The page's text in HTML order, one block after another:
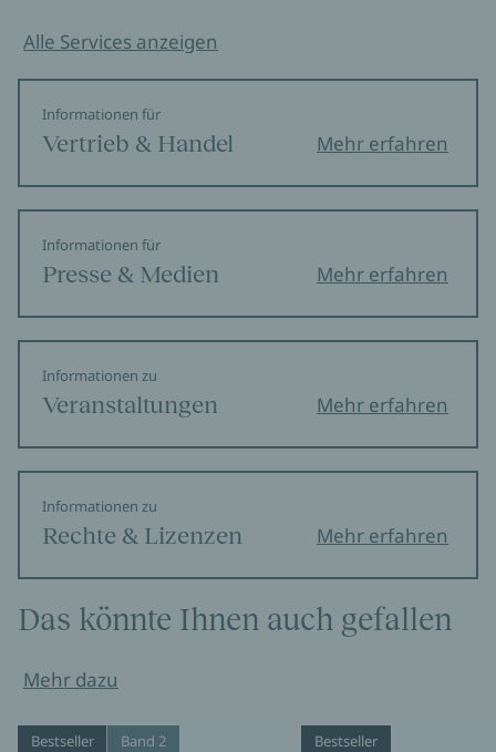
Buchpremiere: Ilona Hartmann in Berlin
Zum Event
Alle Services anzeigen
Informationen für
Vertrieb & Handel Mehr erfahren
Informationen für
Presse & Medien Mehr erfahren
Informationen zu
Veranstaltungen Mehr erfahren
Informationen zu
Rechte & Lizenzen Mehr erfahren
Das könnte Ihnen auch gefallen
Mehr dazu
Bestseller Band 2 Bestseller